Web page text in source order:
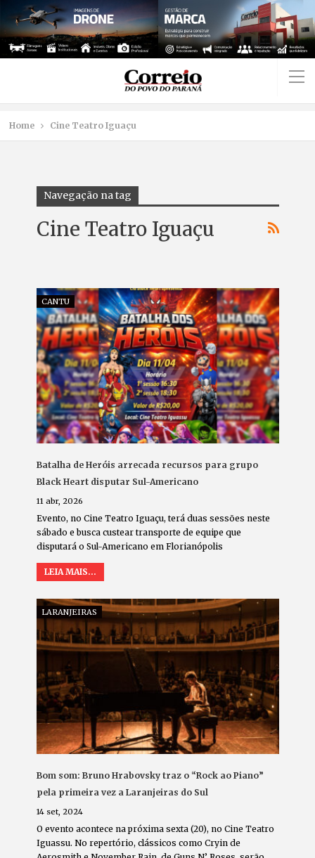
Home Cine Teatro Iguaçu
Navegação na tag
Cine Teatro Iguaçu
CANTU
Batalha de Heróis arrecada recursos para grupo
Black Heart disputar Sul-Americano
11 abr, 2026
Evento, no Cine Teatro Iguaçu, terá duas sessões neste
sábado e busca custear transporte de equipe que
disputará o Sul-Americano em Florianópolis
LEIA MAIS...
LARANJEIRAS
Bom som: Bruno Hrabovsky traz o “Rock ao Piano”
pela primeira vez a Laranjeiras do Sul
14 set, 2024
O evento acontece na próxima sexta (20), no Cine Teatro
Iguassu. No repertório, clássicos como Cryin de